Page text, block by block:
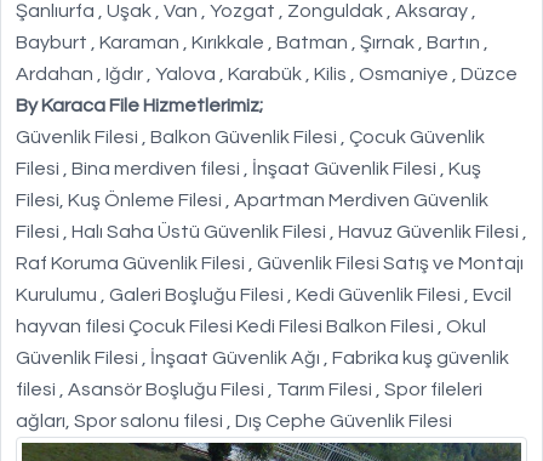
Şanlıurfa , Uşak , Van , Yozgat , Zonguldak , Aksaray ,
Bayburt , Karaman , Kırıkkale , Batman , Şırnak , Bartın ,
Ardahan , Iğdır , Yalova , Karabük , Kilis , Osmaniye , Düzce
By Karaca File Hizmetlerimiz;
Güvenlik Filesi , Balkon Güvenlik Filesi , Çocuk Güvenlik
Filesi , Bina merdiven filesi , İnşaat Güvenlik Filesi , Kuş
Filesi, Kuş Önleme Filesi , Apartman Merdiven Güvenlik
Filesi , Halı Saha Üstü Güvenlik Filesi , Havuz Güvenlik Filesi ,
Raf Koruma Güvenlik Filesi , Güvenlik Filesi Satış ve Montajı
Kurulumu , Galeri Boşluğu Filesi , Kedi Güvenlik Filesi , Evcil
hayvan filesi Çocuk Filesi Kedi Filesi Balkon Filesi , Okul
Güvenlik Filesi , İnşaat Güvenlik Ağı , Fabrika kuş güvenlik
filesi , Asansör Boşluğu Filesi , Tarım Filesi , Spor fileleri
ağları, Spor salonu filesi , Dış Cephe Güvenlik Filesi